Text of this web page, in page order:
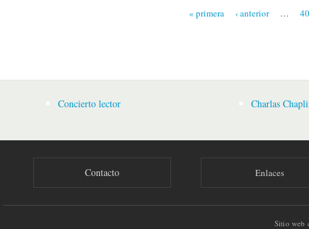
« primera ‹ anterior …
Concierto lector Charlas
Contacto Enlaces
Sitio web